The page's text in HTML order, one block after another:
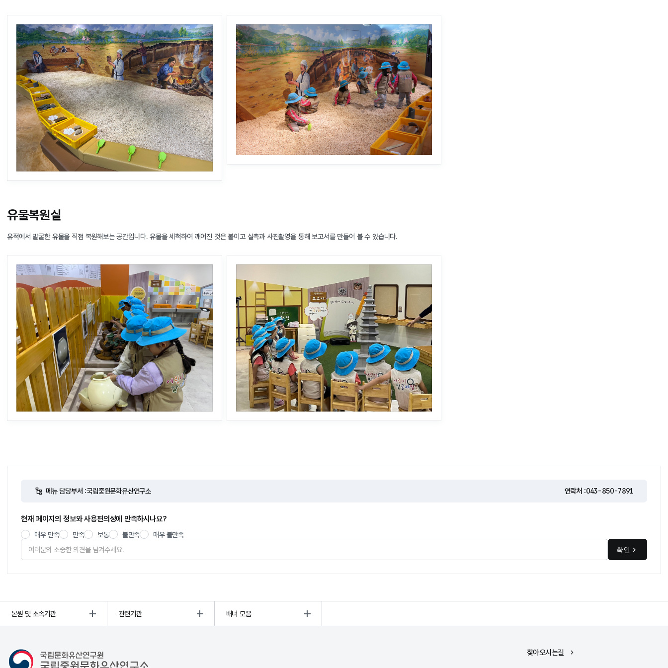
유물복원실
유적에서 발굴한 유물을 직접 복원해보는 공간입니다. 유물을 세척하여 깨어진 것은 붙이고 실측과 사진촬영을 통해 보고서를 만들어 볼 수 있습니다.
메뉴 담당부서 :국립중원문화유산연구소 연락처 :043-850-7891
현재 페이지의 정보와 사용편의성에 만족하시나요?
매우 만족 만족 보통 불만족 매우 불만족
확인
본원 및 소속기관 관련기관 배너 모음
국립중원문화유산연구소 찾아오시는길